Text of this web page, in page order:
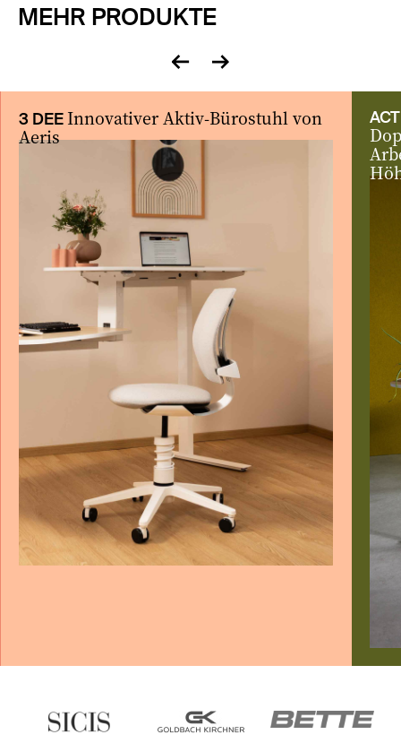
MEHR PRODUKTE
zurück
vor
3 DEE Innovativer Aktiv-Bürostuhl von
Aeris